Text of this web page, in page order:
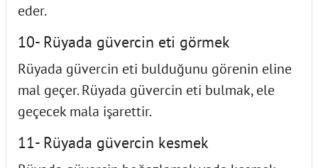
eder.
10- Rüyada güvercin eti görmek
Rüyada güvercin eti bulduğunu görenin eline
mal geçer. Rüyada güvercin eti bulmak, ele
geçecek mala işarettir.
11- Rüyada güvercin kesmek